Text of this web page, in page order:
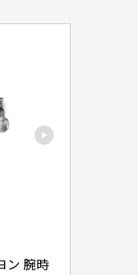
ン 腕時